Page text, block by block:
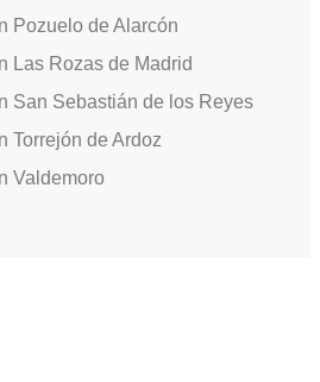
Pozuelo de Alarcón
Las Rozas de Madrid
San Sebastián de los Reyes
Torrejón de Ardoz
Valdemoro